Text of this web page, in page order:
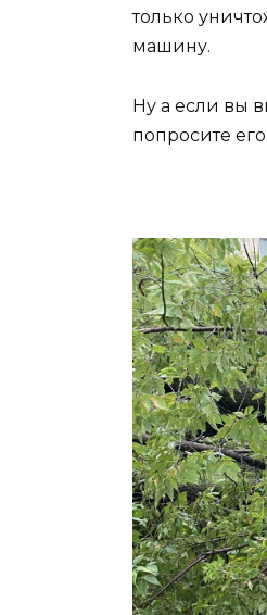
только
машину.
Ну а если вы
попросите